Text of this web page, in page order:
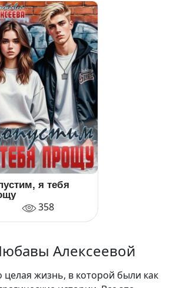
я тебя
358
Алексеевой
целая жизнь, в которой были как